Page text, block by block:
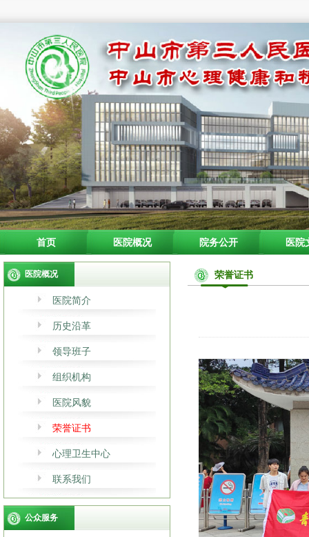
首页 医院概况 院务公开 医院
医院概况
医院简介
历史沿革
领导班子
组织机构
医院风貌
荣誉证书
心理卫生中心
联系我们
公众服务
荣誉证书